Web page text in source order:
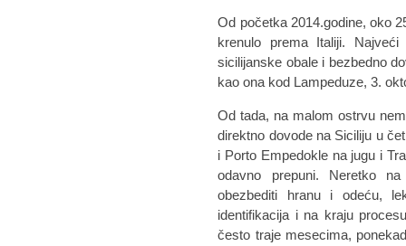
Od početka 2014.godine, oko
krenulo prema Italiji.
sicilijanske obale i bezbedno
kao ona kod Lampeduze, 3.
Od tada, na malom ostrvu
direktno dovode na Siciliju u
i Porto Empedokle na jugu i
odavno prepuni. Neretko
obezbediti hranu i odeću,
identifikacija i na kraju
često traje mesecima,